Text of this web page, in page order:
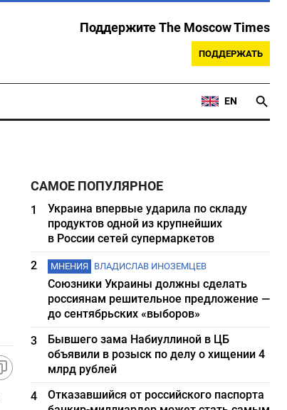
Поддержите The Moscow Times
ПОДДЕРЖАТЬ
EN
САМОЕ ПОПУЛЯРНОЕ
1
Украина впервые ударила по складу
продуктов одной из крупнейших
в России сетей супермаркетов
2
МНЕНИЯ ВЛАДИСЛАВ ИНОЗЕМЦЕВ
Союзники Украины должны сделать
россиянам решительное предложение —
до сентябрьских «выборов»
3
Бывшего зама Набиуллиной в ЦБ
объявили в розыск по делу о хищении 4
млрд рублей
4
Отказавшийся от российского паспорта